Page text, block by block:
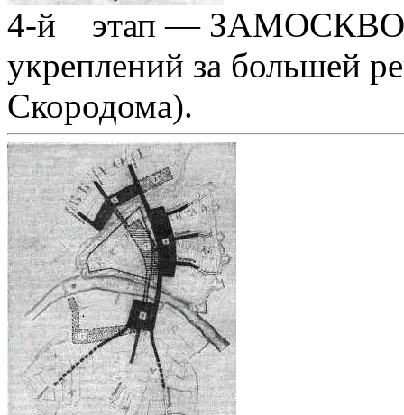
4-й этап — ЗАМОСКВО-
укреплений за большей
Скородома).